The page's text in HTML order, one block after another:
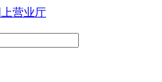
上营业厅